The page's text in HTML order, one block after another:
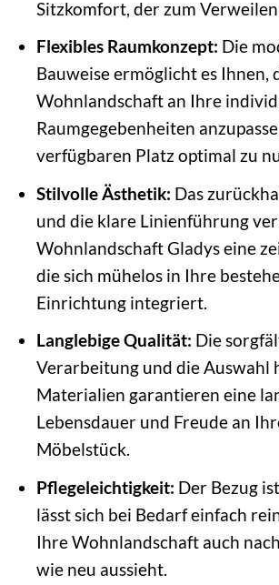
Sitzkomfort, der zum
Flexibles Raumkonzept: Die
Bauweise ermöglicht es Ihnen,
Wohnlandschaft an Ihre
Raumgegebenheiten
verfügbaren Platz optimal zu
Stilvolle Ästhetik: Das
und die klare Linienführung
Wohnlandschaft Gladys eine
die sich mühelos in Ihre
Einrichtung integriert.
Langlebige Qualität: Die
Verarbeitung und die Auswahl
Materialien garantieren eine
Lebensdauer und Freude an
Möbelstück.
Pflegeleichtigkeit: Der Bezug
lässt sich bei Bedarf einfach
Ihre Wohnlandschaft auch
wie neu aussieht.